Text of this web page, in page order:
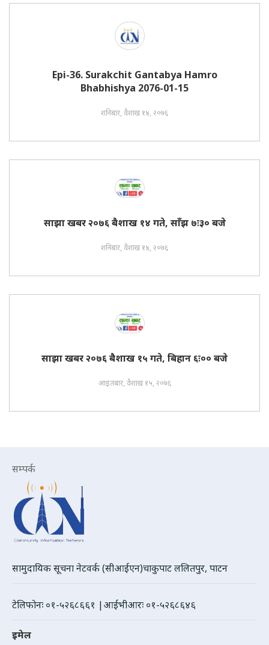
Epi-36. Surakchit Gantabya Hamro
Bhabhishya 2076-01-15
शनिबार, वैशाख १४, २०७६
साझा खबर २०७६ बैशाख १४ गते, साँझ ७ः३० बजे
शनिबार, वैशाख १४, २०७६
साझा खबर २०७६ बैशाख १५ गते, बिहान ६ः०० बजे
आइतबार, वैशाख १५, २०७६
सम्पर्क
सामुदायिक सूचना नेटवर्क (सीआईएन)चाकुपाट ललितपुर, पाटन
टेलिफोनः ०१-५२६८६६१ |आईभीआरः ०१-५२६८६४६
इमेल